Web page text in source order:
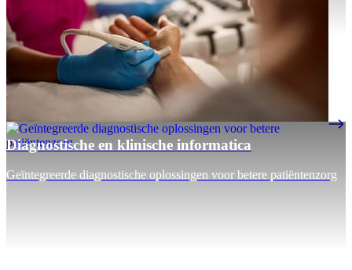
Diagnostische en klinische informatica
Geïntegreerde diagnostische oplossingen voor betere patiëntenzorg